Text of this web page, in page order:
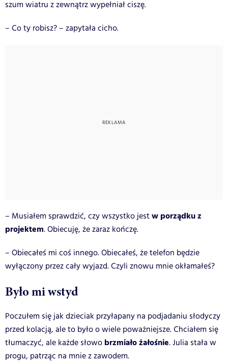
szum wiatru z zewnątrz wypełniał ciszę.
– Co ty robisz? – zapytała cicho.
– Musiałem sprawdzić, czy wszystko jestw porządku z
projektem. Obiecuję, że zaraz kończę.
– Obiecałeś mi coś innego. Obiecałeś, że telefon będzie
wyłączony przez cały wyjazd. Czyli znowu mnie okłamałeś?
Było mi wstyd
Poczułem się jak dzieciak przyłapany na podjadaniu słodyczy
przed kolacją, ale to było o wiele poważniejsze. Chciałem się
tłumaczyć, ale każde słowo brzmiało żałośnie. Julia stała w
progu, patrząc na mnie z zawodem.